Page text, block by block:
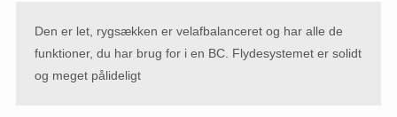
Den er let, rygsækken er velafbalanceret og har alle de
funktioner, du har brug for i en BC. Flydesystemet er solidt
og meget pålideligt